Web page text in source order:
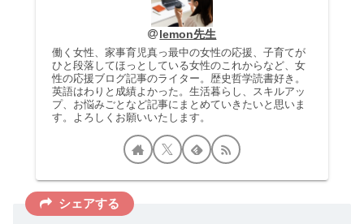
lemon先生
働く女性、家事育児真っ最中の女性の応援、子育てが
ひと段落してほっとしている女性のこれからなど、女
性の応援ブログ記事のライター。歴史哲学読書好き。
英語はわりと成績よかった。生活暮らし、スキルアッ
プ、お悩みごとなど記事にまとめていきたいと思いま
す。よろしくお願いいたします。
シェアする